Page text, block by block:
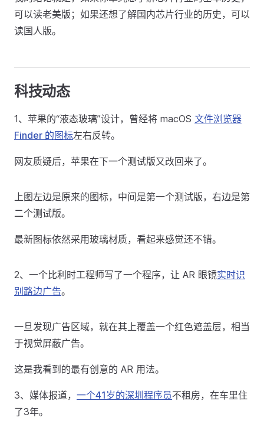
可以读老美版；如果还想了解国内芯片行业的历史，可以
读国人版。
科技动态
1、苹果的“液态玻璃”设计，曾经将 macOS 文件浏览器
Finder 的图标左右反转。
网友质疑后，苹果在下一个测试版又改回来了。
上图左边是原来的图标，中间是第一个测试版，右边是第
二个测试版。
最新图标依然采用玻璃材质，看起来感觉还不错。
2、一个比利时工程师写了一个程序，让 AR 眼镜实时识
别路边广告。
一旦发现广告区域，就在其上覆盖一个红色遮盖层，相当
于视觉屏蔽广告。
这是我看到的最有创意的 AR 用法。
3、媒体报道， 一个41岁的深圳程序员不租房，在车里住
了3年。